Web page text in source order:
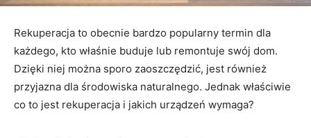
Rekuperacja to obecnie bardzo popularny termin dla
każdego, kto właśnie buduje lub remontuje swój dom.
Dzięki niej można sporo zaoszczędzić, jest również
przyjazna dla środowiska naturalnego. Jednak właściwie
co to jest rekuperacja i jakich urządzeń wymaga?